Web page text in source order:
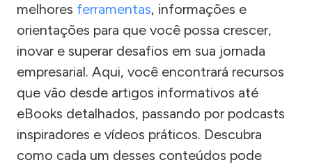
melhores ferramentas, informações e
orientações para que você possa crescer,
inovar e superar desafios em sua jornada
empresarial. Aqui, você encontrará recursos
que vão desde artigos informativos até
eBooks detalhados, passando por podcasts
inspiradores e vídeos práticos. Descubra
como cada um desses conteúdos pode